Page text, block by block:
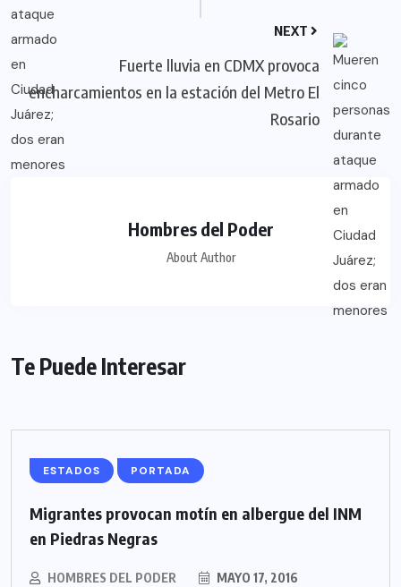
NEXT
Fuerte lluvia en CDMX provoca
encharcamientos en la estación del Metro El
Rosario
Hombres del Poder
About Author
Te Puede Interesar
ESTADOS PORTADA
Migrantes provocan motín en albergue del INM
en Piedras Negras
HOMBRES DEL PODER MAYO 17, 2016